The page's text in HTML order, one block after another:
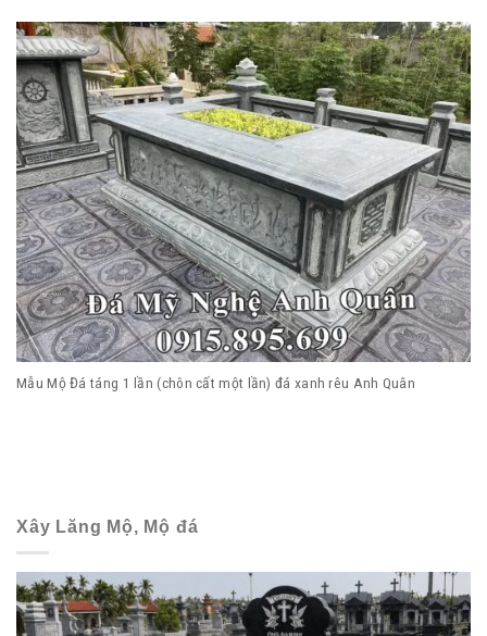
Mẫu Mộ Đá táng 1 lần (chôn cất một lần) đá xanh rêu Anh Quân
Xây Lăng Mộ, Mộ đá